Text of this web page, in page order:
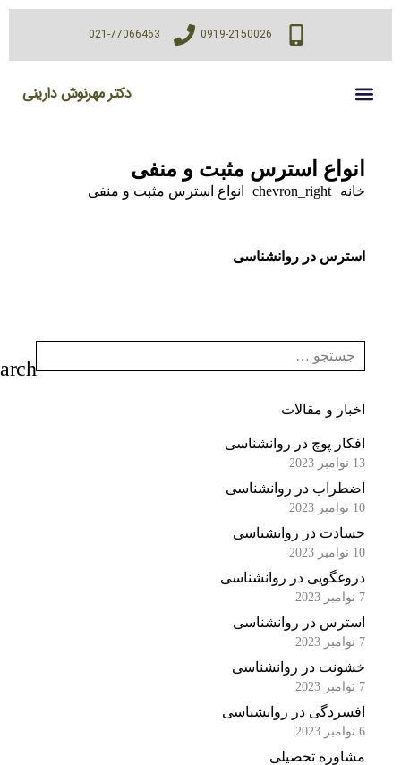
0919-2150026
021-77066463
دکتر مهرنوش دارینی
انواع استرس مثبت و منفی
chevron_right انواع استرس مثبت و منفی
استرس در روانشناسی
اخبار و مقالات
افکار پوچ در روانشناسی
اضطراب در روانشناسی
حسادت در روانشناسی
دروغگویی در روانشناسی
استرس در روانشناسی
خشونت در روانشناسی
افسردگی در روانشناسی
مشاوره تحصیلی